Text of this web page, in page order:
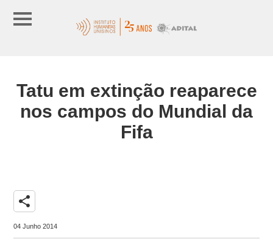
Tatu em extinção reaparece
nos campos do Mundial da
Fifa
share
04 Junho 2014